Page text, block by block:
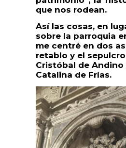
que nos rodean.
Así las cosas, en
sobre la parroquia
me centré en dos
retablo y el
Cristóbal de Andino
Catalina de Frías.